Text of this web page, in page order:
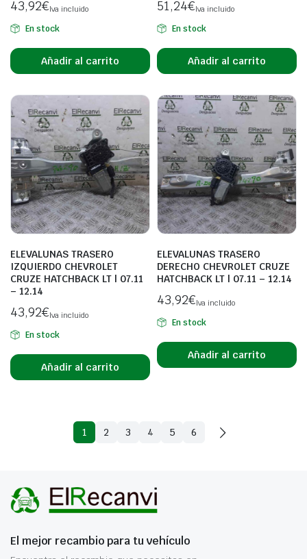
43,92€Iva incluido
En stock
Añadir al carrito
51,24€Iva incluido
En stock
Añadir al carrito
ELEVALUNAS TRASERO
IZQUIERDO CHEVROLET
CRUZE HATCHBACK LT | 07.11
– 12.14
43,92€Iva incluido
En stock
Añadir al carrito
ELEVALUNAS TRASERO
DERECHO CHEVROLET CRUZE
HATCHBACK LT | 07.11 – 12.14
43,92€Iva incluido
En stock
Añadir al carrito
1 2 3 4 5 6
El mejor recambio para tu vehículo